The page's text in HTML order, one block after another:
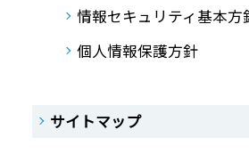
情報セキュリティ基本方
個人情報保護方針
サイトマップ